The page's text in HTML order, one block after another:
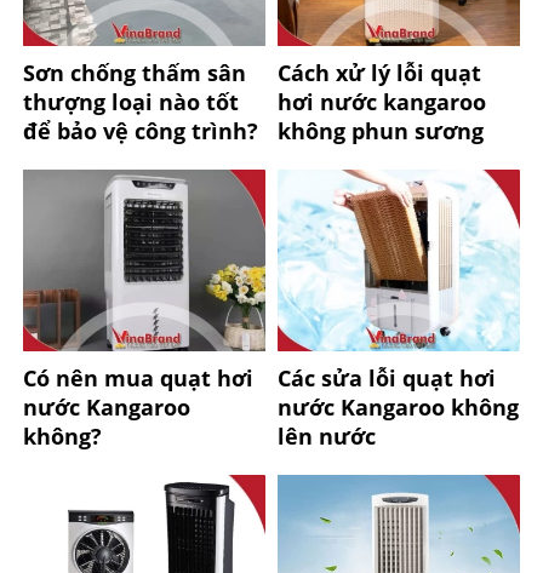
Sơn chống thấm sân
thượng loại nào tốt
để bảo vệ công trình?
Cách xử lý lỗi quạt
hơi nước kangaroo
không phun sương
Có nên mua quạt hơi
nước Kangaroo
không?
Các sửa lỗi quạt hơi
nước Kangaroo không
lên nước